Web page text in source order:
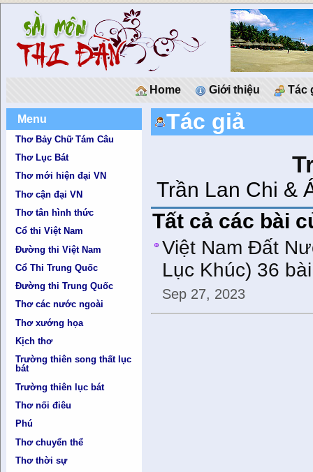
Home Giới thiệu Tác
Menu
Thơ Bảy Chữ Tám Câu
Thơ Lục Bát
Thơ mới hiện đại VN
Thơ cận đại VN
Thơ tân hình thức
Cổ thi Việt Nam
Đường thi Việt Nam
Cổ Thi Trung Quốc
Đường thi Trung Quốc
Thơ các nước ngoài
Thơ xướng họa
Kịch thơ
Trường thiên song thất lục
bát
Trường thiên lục bát
Thơ nối điêu
Phú
Thơ chuyển thể
Thơ thời sự
Tác giả
Trần Lan Chi &
Tất cả các bài
Việt Nam Đất
Lục Khúc) 36
Sep 27, 2023